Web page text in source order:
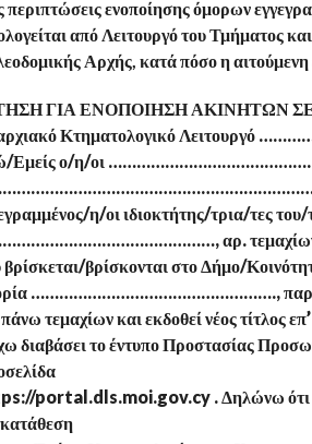
περιπτώσεις ενοποίησης όμορων
από Λειτουργό του Τμήματος
Αρχής, κατά πόσο η αιτούμενη
ΓΙΑ ΕΝΟΠΟΙΗΣΗ ΑΚΙΝΗΤΩΝ
Κτηματολογικό Λειτουργό
Εμείς ο/η/οι
η/οι ιδιοκτήτης/τρια/τες
αρ.
βρίσκεται/βρίσκονται στο
…………………………………………….,
τεμαχίων και εκδοθεί νέος τίτλος
διαβάσει το έντυπο Προστασίας
portal.dls.moi.gov.cy . Δηλώνω ότι